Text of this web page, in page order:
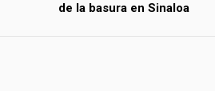
de la basura en Sinaloa